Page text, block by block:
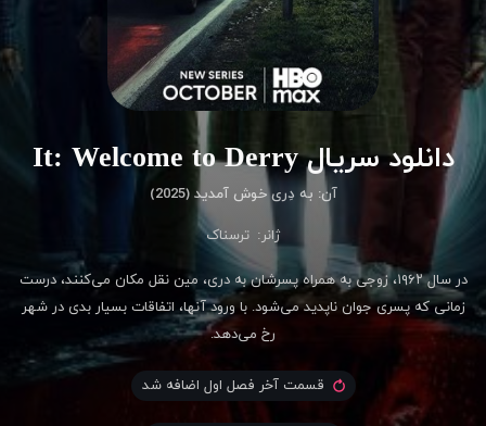
دانلود سریال It: Welcome to Derry
آن: به دِری خوش آمدید (2025)
ژانر: ترسناک
در سال ۱۹۶۲، زوجی به همراه پسرشان به دری، مین نقل مکان می‌کنند، درست
زمانی که پسری جوان ناپدید می‌شود. با ورود آنها، اتفاقات بسیار بدی در شهر
رخ می‌دهد.
قسمت آخر فصل اول اضافه شد